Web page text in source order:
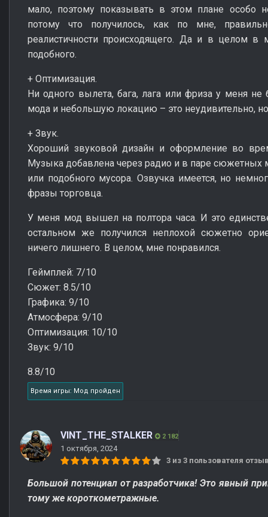
мало, поэтому показывать в этом плане особо
потому что получилось, как по мне,
реалистичности происходящего. Да и в целом в
подобного.
+ Оптимизация.
Ни одного вылета, бага, лага или фриза у меня
мода и небольшую локацию – это неудивительно,
+ Звук.
Хороший звуковой дизайн и оформление во
Музыка добавлена через радио и в паре сюжетных
или подобного мусора. Озвучка имеется, но
фразы торговца.
У меня мод вышел на полтора часа. И это
остальном же получился неплохой сюжетно
ничего лишнего. В целом, мне понравился.
Геймплей: 7/10
Сюжет: 8.5/10
Графика: 9/10
Атмосфера: 9/10
Оптимизация: 10/10
Звук: 9/10
8.8/10
Время игры: Мод пройден
VINT_THE_STALKER 2 182
1 октября, 2024
3 из 3 пользователя
Большой потенциал от разработчика! Это явный
тому же короткометражные.